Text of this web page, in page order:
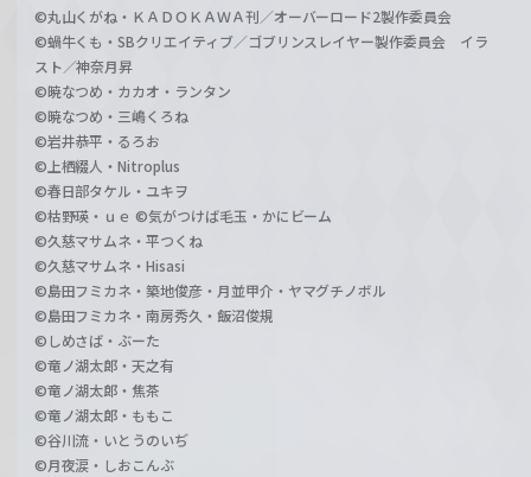
©丸山くがね・ＫＡＤＯＫＡＷＡ刊／オーバーロード2製作委員会
©蝸牛くも・SBクリエイティブ／ゴブリンスレイヤー製作委員会 イラ
スト／神奈月昇
©暁なつめ・カカオ・ランタン
©暁なつめ・三嶋くろね
©岩井恭平・るろお
©上栖綴人・Nitroplus
©春日部タケル・ユキヲ
©枯野瑛・ｕｅ ©気がつけば毛玉・かにビーム
©久慈マサムネ・平つくね
©久慈マサムネ・Hisasi
©島田フミカネ・築地俊彦・月並甲介・ヤマグチノボル
©島田フミカネ・南房秀久・飯沼俊規
©しめさば・ぶーた
©竜ノ湖太郎・天之有
©竜ノ湖太郎・焦茶
©竜ノ湖太郎・ももこ
©谷川流・いとうのいぢ
©月夜涙・しおこんぶ